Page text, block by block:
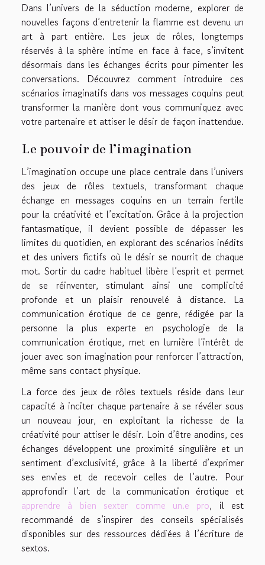
Dans l’univers de la séduction moderne, explorer de
nouvelles façons d’entretenir la flamme est devenu un
art à part entière. Les jeux de rôles, longtemps
réservés à la sphère intime en face à face, s’invitent
désormais dans les échanges écrits pour pimenter les
conversations. Découvrez comment introduire ces
scénarios imaginatifs dans vos messages coquins peut
transformer la manière dont vous communiquez avec
votre partenaire et attiser le désir de façon inattendue.
Le pouvoir de l’imagination
L’imagination occupe une place centrale dans l’univers
des jeux de rôles textuels, transformant chaque
échange en messages coquins en un terrain fertile
pour la créativité et l’excitation. Grâce à la projection
fantasmatique, il devient possible de dépasser les
limites du quotidien, en explorant des scénarios inédits
et des univers fictifs où le désir se nourrit de chaque
mot. Sortir du cadre habituel libère l’esprit et permet
de se réinventer, stimulant ainsi une complicité
profonde et un plaisir renouvelé à distance. La
communication érotique de ce genre, rédigée par la
personne la plus experte en psychologie de la
communication érotique, met en lumière l’intérêt de
jouer avec son imagination pour renforcer l’attraction,
même sans contact physique.
La force des jeux de rôles textuels réside dans leur
capacité à inciter chaque partenaire à se révéler sous
un nouveau jour, en exploitant la richesse de la
créativité pour attiser le désir. Loin d’être anodins, ces
échanges développent une proximité singulière et un
sentiment d’exclusivité, grâce à la liberté d’exprimer
ses envies et de recevoir celles de l’autre. Pour
approfondir l’art de la communication érotique et
apprendre à bien sexter comme un.e pro, il est
recommandé de s’inspirer des conseils spécialisés
disponibles sur des ressources dédiées à l’écriture de
sextos.